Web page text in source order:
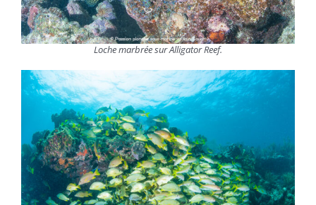
Loche marbrée sur Alligator Reef.